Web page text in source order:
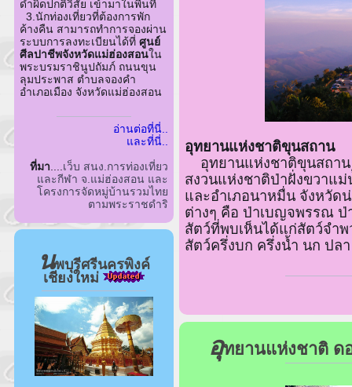
ดำผิดปกติวิสัย เข้ามาในพื้นที่
3.นักท่องเที่ยวที่ต้องการพัก
ค้างคืน สามารถทำการจองผ่าน
ระบบการลงทะเบียนได้ที่ ศูนย์
ศีลปาชีพจังหวัดแม่ฮ่องสอนใน
พระบรมราชินูปถัมภ์ ถนนขุน
ลุมประพาส ตำบลจองคำ
อำเภอเมือง จังหวัดแม่ฮ่องสอน
อ่านต่อที่นี่..
และที่นี่..
ที่มา
เว็บ สนง.การท่องเที่ยว
และกีฬา จ.แม่ฮ่องสอน และ
โครงการจัดหมู่บ้านรวมไทย
ตามพระราชดำริ
นพบุรีศรีนครพิงค์
เชียงใหม่
อุทยานแห่งชาติขุนสถาน
อุทยานแห่งชาติขุนสถาน
สงวนแห่งชาติป่าฝั่งขวาแ
และอำเภอนาหมื่น จังหวั
ต่างๆ คือ ป่าเบญจพรรณ ป่
สัตว์ที่พบเห็นได้แก่สัตว์จำ
สัตว์ครึ่งบก ครึ่งน้ำ นก ปล
อุทยานแห่งชาติ ด